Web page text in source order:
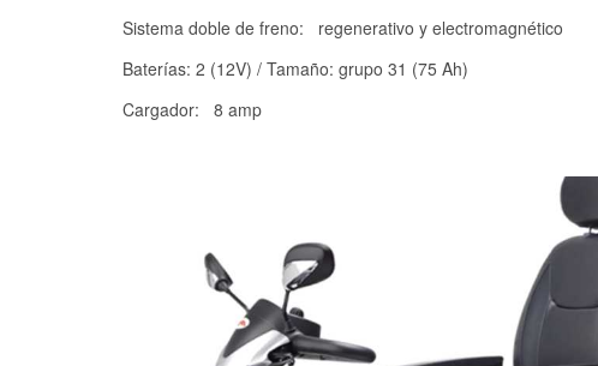
Sistema doble de freno: regenerativo y electromagnético
Baterías: 2 (12V) / Tamaño: grupo 31 (75 Ah)
Cargador: 8 amp